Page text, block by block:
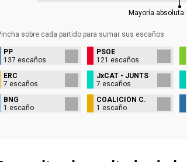
Mayoría
sobre cada partido para sumar sus escaños
PP
137 escaños
PSOE
121 escaños
ERC
7 escaños
JxCAT - JUNTS
7 escaños
BNG
1 escaño
COALICIÓN C.
1 escaño